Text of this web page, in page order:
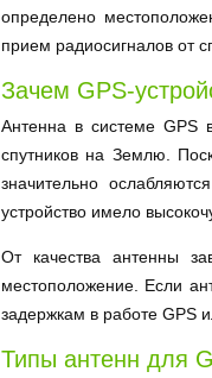
определено
прием радиосигналов от
Зачем GPS-
Антенна в системе GPS
спутников на Землю.
значительно
устройство имело
От качества антенны
местоположение. Если
задержкам в работе GPS
Типы антенн для